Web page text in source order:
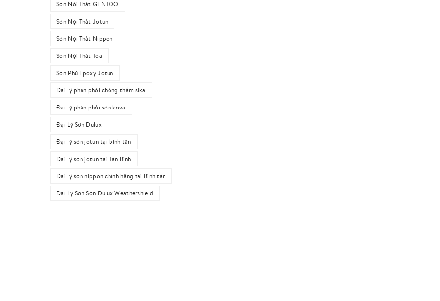
Sơn Nội Thất GENTOO
Sơn Nội Thất Jotun
Sơn Nội Thất Nippon
Sơn Nội Thất Toa
Sơn Phủ Epoxy Jotun
Đại lý phân phối chống thấm sika
Đại lý phân phối sơn kova
Đại Lý Sơn Dulux
Đại lý sơn jotun tại bình tân
Đại lý sơn jotun tại Tân Bình
Đại lý sơn nippon chính hãng tại Bình tân
Đại Lý Sơn Sơn Dulux Weathershield